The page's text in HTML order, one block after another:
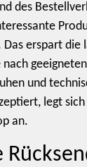
des
erspart die
nach geeigneten
und
legt
an.